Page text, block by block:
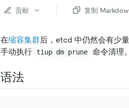
贡献 复制
在缩容集群后，etcd 中仍然会有少
手动执行 tiup dm prune 命令清理。
语法